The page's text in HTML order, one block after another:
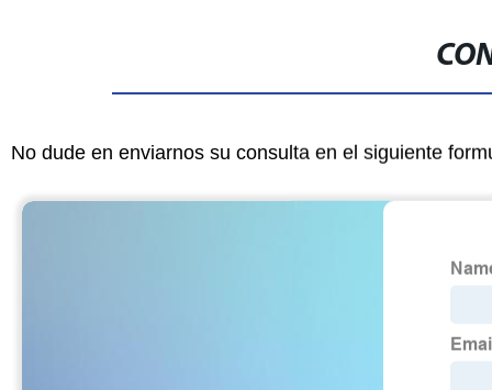
No dude en enviarnos su consulta en el siguiente